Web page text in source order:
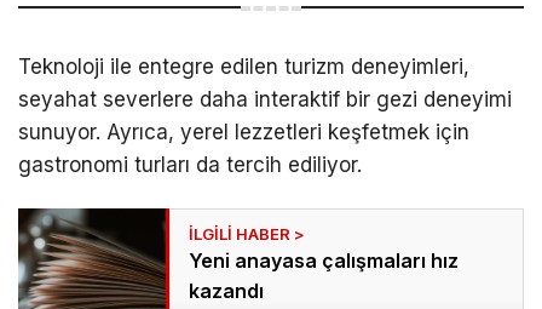
Teknoloji ile entegre edilen turizm deneyimleri,
seyahat severlere daha interaktif bir gezi deneyimi
sunuyor. Ayrıca, yerel lezzetleri keşfetmek için
gastronomi turları da tercih ediliyor.
Yeni anayasa çalışmaları hız
kazandı